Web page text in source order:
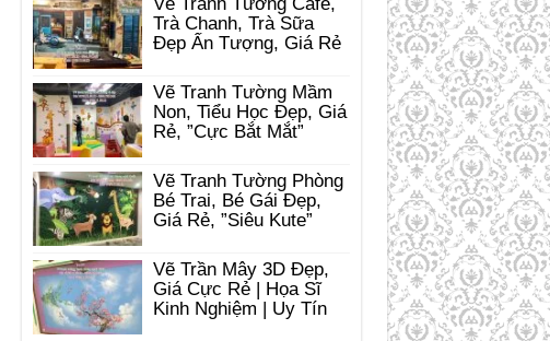
Trà Chanh, Trà Sữa
Đẹp Ấn Tượng, Giá Rẻ
Vẽ Tranh Tường Mầm
Non, Tiểu Học Đẹp, Giá
Rẻ, ”Cực Bắt Mắt”
Vẽ Tranh Tường Phòng
Bé Trai, Bé Gái Đẹp,
Giá Rẻ, ”Siêu Kute”
Vẽ Trần Mây 3D Đẹp,
Giá Cực Rẻ | Họa Sĩ
Kinh Nghiệm | Uy Tín